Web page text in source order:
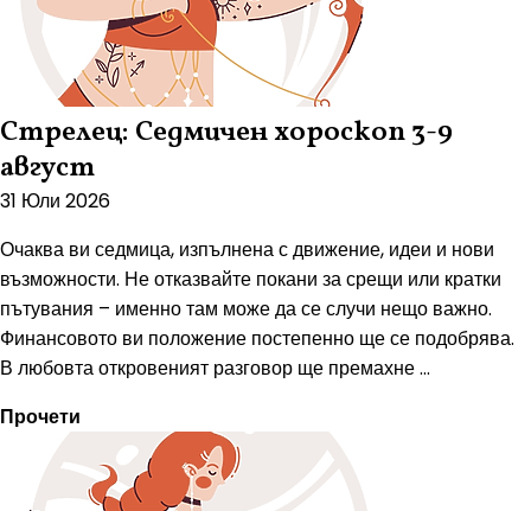
Стрелец: Седмичен хороскоп 3-9
август
31 Юли 2026
Очаква ви седмица, изпълнена с движение, идеи и нови
възможности. Не отказвайте покани за срещи или кратки
пътувания – именно там може да се случи нещо важно.
Финансовото ви положение постепенно ще се подобрява.
В любовта откровеният разговор ще премахне ...
Прочети